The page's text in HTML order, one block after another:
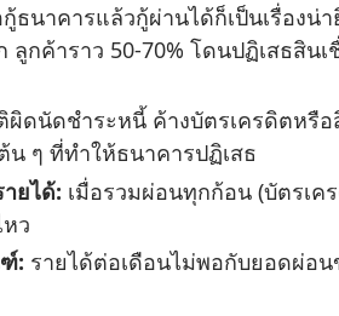
คารแล้วกู้ผ่านได้ก็เป็นเรื่องน่า
ลูกค้าราว 50-70% โดนปฏิเสธสิ
ผิดนัดชำระหนี้ ค้างบัตรเครดิตหรื
ๆ ที่ทำให้ธนาคารปฏิเสธ
ยได้: เมื่อรวมผ่อนทุกก้อน (บัตรเค
ว
: รายได้ต่อเดือนไม่พอกับยอดผ่อ